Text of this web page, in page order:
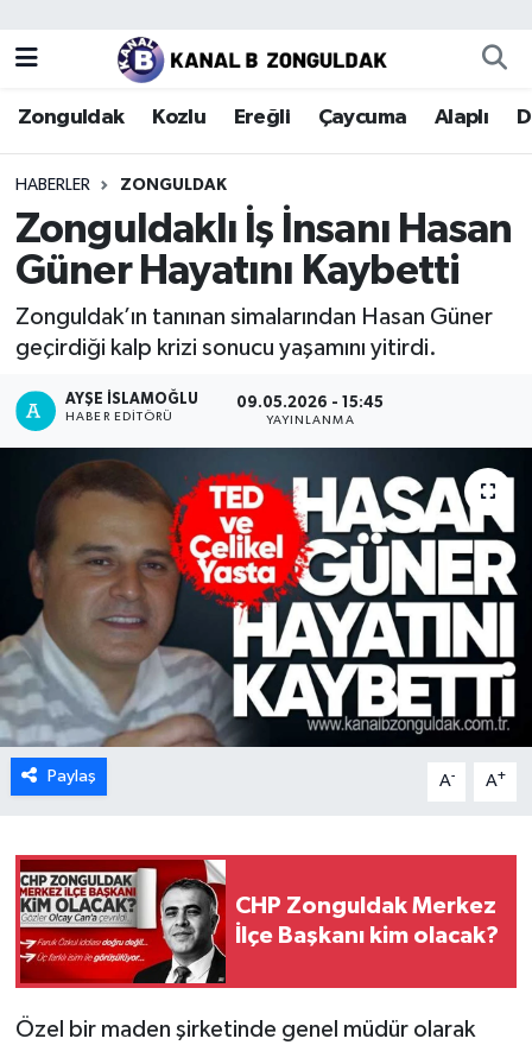
Zonguldak Kozlu Ereğli Çaycuma Alaplı
HABERLER ZONGULDAK
Zonguldaklı İş İnsanı Hasan
Güner Hayatını Kaybetti
Zonguldak’ın tanınan simalarından Hasan Güner
geçirdiği kalp krizi sonucu yaşamını yitirdi.
AYŞE İSLAMOĞLU
HABER EDITÖRÜ
09.05.2026 - 15:45
YAYINLANMA
Paylaş A- A+
CHP Zonguldak Merkez
İlçe Başkanı kim olacak?
Özel bir maden şirketinde genel müdür olarak
Zonguldak
Kozlu
Çaycuma
Alaplı
Devrek
Gökçebey
Bartın
Karabük
Spor
Ulusal
Zonguldak Nöbetçi Eczaneler
Zonguldak Hava Durumu
Zonguldak Trafik Yoğunluk Haritası
Puan Durumu ve Fikstür
Tüm Manşetler
Son Dakika Haberleri
Haber Arşivi